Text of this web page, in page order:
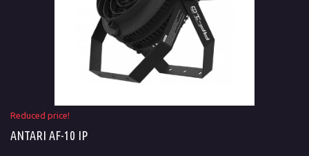
Reduced price!
ANTARI AF-10 IP